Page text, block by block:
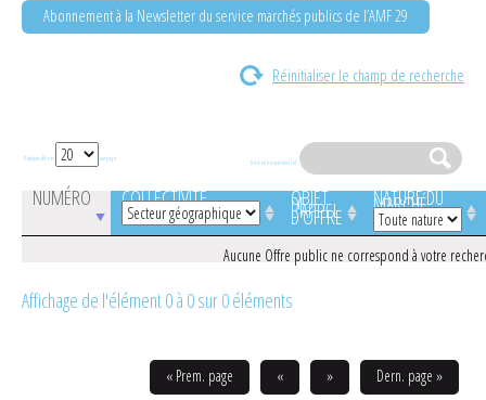
Abonnement à la Newsletter du service marchés publics de l’AMF 29
Réinitialiser le champ de recherche
Résultats affichés par page
Rechercher par mot-clef :
NUMÉRO COLLECTIVITÉ OBJET
DE
L'APPEL
D'OFFRE
NATURE DU
MARCHÉ
Aucune Offre public ne correspond à votre
Affichage de l'élément 0 à 0 sur 0 éléments
« Prem. page « » Dern. page »